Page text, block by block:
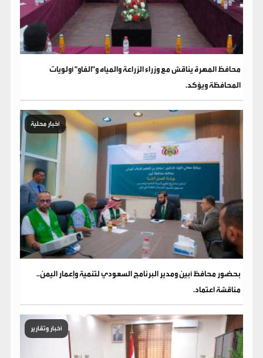
محافظ المهرة يناقش مع وزراء الزراعة والمياه و"الفاو" أولويات
المحافظة ويؤكد.
أخبار محلية
بحضور محافظ أبين ومدير البرنامج السعودي لتنمية وإعمار اليمن..
مناقشة اعتماد.
أخبار وتقارير